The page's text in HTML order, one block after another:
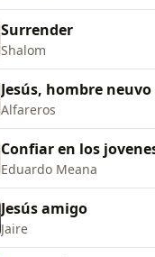
Surrender
Shalom
Jesús, hombre neuvo
Alfareros
Confiar en los
Eduardo Meana
Jesús amigo
Jaire